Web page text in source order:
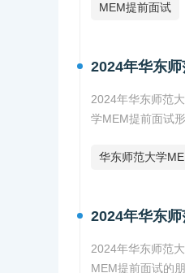
MEM提前面试
2024年华东
2024年华东师范
学MEM提前面试
华东师范大学
2024年华东
2024年华东师范
MEM提前面试的